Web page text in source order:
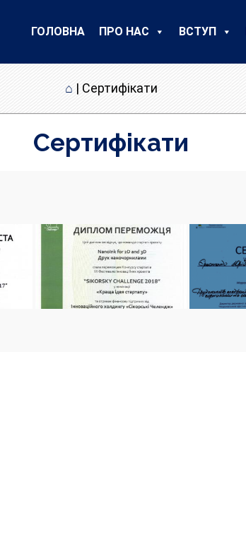
ГОЛОВНА ПРО НАС ВСТУП
⌂ | Сертифікати
Сертифікати